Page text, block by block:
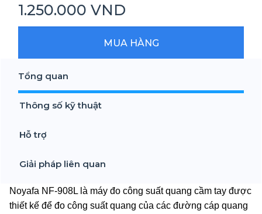
1.250.000 VND
MUA HÀNG
Tổng quan
Thông số kỹ thuật
Hỗ trợ
Giải pháp liên quan
Noyafa NF-908L là máy đo công suất quang cầm tay được
thiết kế để đo công suất quang của các đường cáp quang